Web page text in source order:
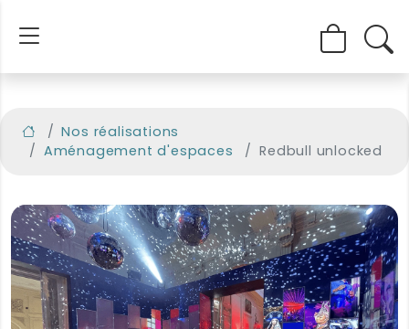
Nos réalisations
Aménagement d'espaces
Redbull unlocked